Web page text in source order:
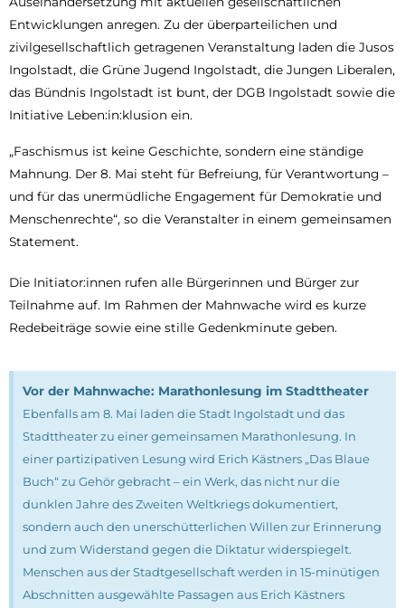
Entwicklungen anregen. Zu der überparteilichen und
zivilgesellschaftlich getragenen Veranstaltung laden die Jusos
Ingolstadt, die Grüne Jugend Ingolstadt, die Jungen Liberalen,
das Bündnis Ingolstadt ist bunt, der DGB Ingolstadt sowie die
Initiative Leben:in:klusion ein.
„Faschismus ist keine Geschichte, sondern eine ständige
Mahnung. Der 8. Mai steht für Befreiung, für Verantwortung –
und für das unermüdliche Engagement für Demokratie und
Menschenrechte“, so die Veranstalter in einem gemeinsamen
Statement.
Die Initiator:innen rufen alle Bürgerinnen und Bürger zur
Teilnahme auf. Im Rahmen der Mahnwache wird es kurze
Redebeiträge sowie eine stille Gedenkminute geben.
Vor der Mahnwache: Marathonlesung im Stadttheater
Ebenfalls am 8. Mai laden die Stadt Ingolstadt und das
Stadttheater zu einer gemeinsamen Marathonlesung. In
einer partizipativen Lesung wird Erich Kästners „Das Blaue
Buch“ zu Gehör gebracht – ein Werk, das nicht nur die
dunklen Jahre des Zweiten Weltkriegs dokumentiert,
sondern auch den unerschütterlichen Willen zur Erinnerung
und zum Widerstand gegen die Diktatur widerspiegelt.
Menschen aus der Stadtgesellschaft werden in 15-minütigen
Abschnitten ausgewählte Passagen aus Erich Kästners